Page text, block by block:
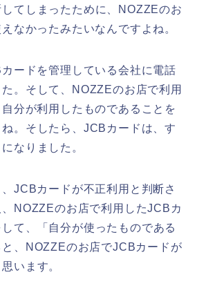
てしまったために、NOZZEのお
なかったみたいなんですよね。
ードを管理している会社に電話
。そして、NOZZEのお店で利用
分が利用したものであることを
。そしたら、JCBカードは、す
なりました。
JCBカードが不正利用と判断さ
NOZZEのお店で利用したJCBカ
て、「自分が使ったものである
、NOZZEのお店でJCBカードが
います。